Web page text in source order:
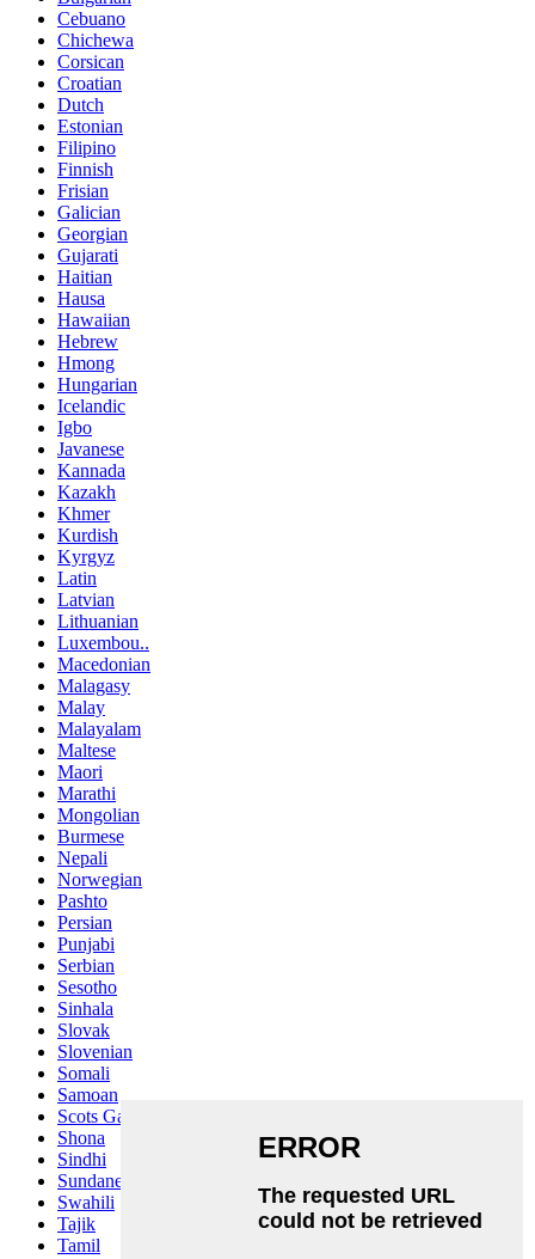
Cebuano
Chichewa
Corsican
Croatian
Dutch
Estonian
Filipino
Finnish
Frisian
Galician
Georgian
Gujarati
Haitian
Hausa
Hawaiian
Hebrew
Hmong
Hungarian
Icelandic
Igbo
Javanese
Kannada
Kazakh
Khmer
Kurdish
Kyrgyz
Latin
Latvian
Lithuanian
Luxembou..
Macedonian
Malagasy
Malay
Malayalam
Maltese
Maori
Marathi
Mongolian
Burmese
Nepali
Norwegian
Pashto
Persian
Punjabi
Serbian
Sesotho
Sinhala
Slovak
Slovenian
Somali
Samoan
Scots Gaelic
Shona
Sindhi
Sundanese
Swahili
Tajik
Tamil